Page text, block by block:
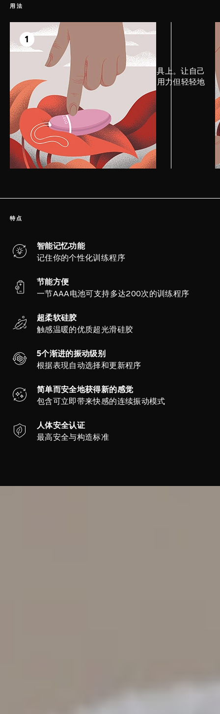
用法
1 准备
将LELO Personal Moisturizer涂在器具上。让自己
放松，慢慢地将器具放入你的阴道，用力但轻轻地
推送。
特点
智能记忆功能
记住你的个性化训练程序
节能方便
一节AAA电池可支持多达200次的训练程序
超柔软硅胶
触感温暖的优质超光滑硅胶
5个渐进的振动级别
根据表現自动选择和更新程序
简单而安全地获得新的感觉
包含可立即带来快感的连续振动模式
人体安全认证
最高安全与构造标准